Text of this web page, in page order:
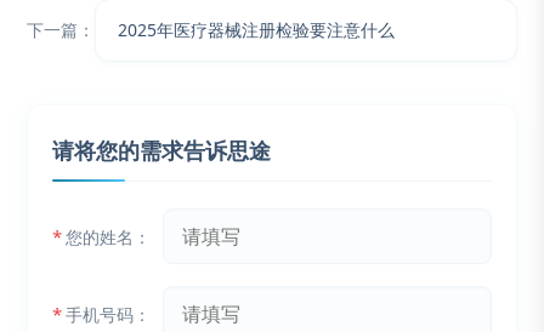
下一篇： ​​2025年医疗器械注册检验要注意什么​
请将您的需求告诉思途
*您的姓名：
*手机号码：